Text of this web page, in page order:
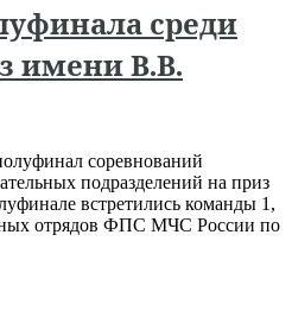
среди
имени В.В.
соревнований
подразделений на приз
встретились команды 1,
отрядов ФПС МЧС России по